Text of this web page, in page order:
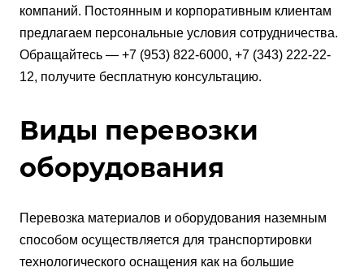
компаний. Постоянным и корпоративным клиентам
предлагаем персональные условия сотрудничества.
Обращайтесь — +7 (953) 822-6000, +7 (343) 222-22-
12, получите бесплатную консультацию.
Виды перевозки
оборудования
Перевозка материалов и оборудования наземным
способом осуществляется для транспортировки
технологического оснащения как на большие